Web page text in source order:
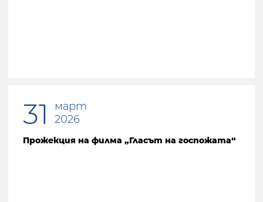
31
март
2026
Прожекция на филма „Гласът на госпожата“